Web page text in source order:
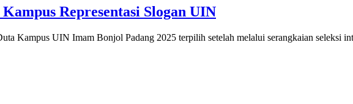
Representasi Slogan UIN
Kampus UIN Imam Bonjol Padang 2025 terpilih setelah melalui serangkaian seleksi